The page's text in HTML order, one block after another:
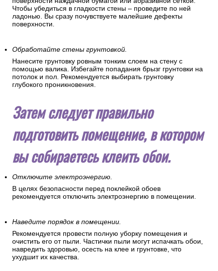
Чтобы убедиться в гладкости стены – проведите по ней
ладонью. Вы сразу почувствуете малейшие дефекты
поверхности.
Обработайте стены грунтовкой.
Нанесите грунтовку ровным тонким слоем на стену с
помощью валика. Избегайте попадания брызг грунтовки на
потолок и пол. Рекомендуется выбирать грунтовку
глубокого проникновения.
Затем следует правильно
подготовить помещение, в котором
вы собираетесь клеить обои.
Отключите электроэнергию.
В целях безопасности перед поклейкой обоев
рекомендуется отключить электроэнергию в помещении.
Наведите порядок в помещении.
Рекомендуется провести полную уборку помещения и
очистить его от пыли. Частички пыли могут испачкать обои,
навредить здоровью, осесть на клее и грунтовке, что
ухудшит их качества.